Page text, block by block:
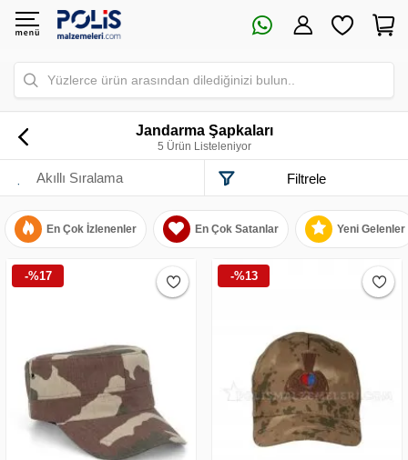
Yüzlerce ürün arasından dilediğinizi bulun..
Jandarma Şapkaları
5 Ürün Listeleniyor
Filtrele
En Çok İzlenenler En Çok Satanlar Yeni Gelenler
-%17 -%13